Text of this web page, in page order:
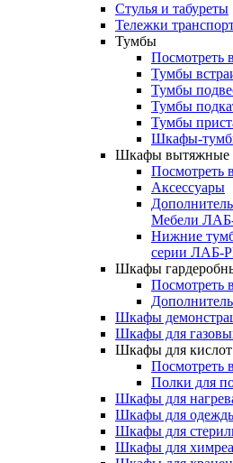
Стулья и табуреты
Тележки
Тумбы
Посмотреть
Тумбы
Тумбы
Тумбы
Тумбы
Шкафы-
Шкафы вытяжные
Посмотреть
Аксессуары
Мебели
Нижние
серии ЛАБ-
Шкафы
Посмотреть
Шкафы
Шкафы для
Шкафы для кислот
Посмотреть
Полки для
Шкафы для
Шкафы для
Шкафы для
Шкафы для